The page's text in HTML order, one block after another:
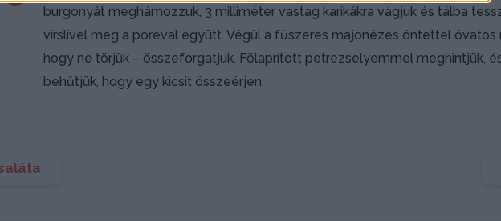
burgonyát meghámozzuk, 3 milliméter vastag karikákra vágjuk és tálba
virslivel meg a póréval együtt. Végül a fűszeres majonézes öntettel óvatos
hogy ne törjük – összeforgatjuk. Fölaprított petrezselyemmel meghintjük,
behűtjük, hogy egy kicsit összeérjen.